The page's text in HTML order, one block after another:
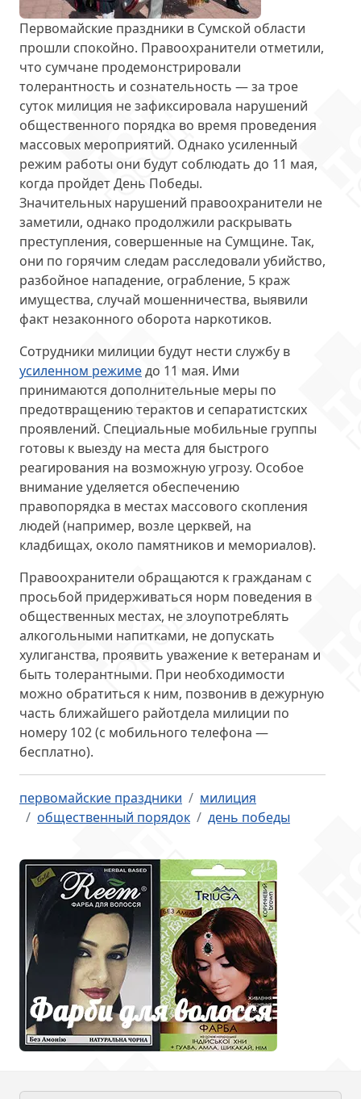
Первомайские праздники в Сумской области
прошли спокойно. Правоохранители отметили,
что сумчане продемонстрировали
толерантность и сознательность — за трое
суток милиция не зафиксировала нарушений
общественного порядка во время проведения
массовых мероприятий. Однако усиленный
режим работы они будут соблюдать до 11 мая,
когда пройдет День Победы.
Значительных нарушений правоохранители не
заметили, однако продолжили раскрывать
преступления, совершенные на Сумщине. Так,
они по горячим следам расследовали убийство,
разбойное нападение, ограбление, 5 краж
имущества, случай мошенничества, выявили
факт незаконного оборота наркотиков.
Сотрудники милиции будут нести службу в
усиленном режимедо 11 мая. Ими
принимаются дополнительные меры по
предотвращению терактов и сепаратистских
проявлений. Специальные мобильные группы
готовы к выезду на места для быстрого
реагирования на возможную угрозу. Особое
внимание уделяется обеспечению
правопорядка в местах массового скопления
людей (например, возле церквей, на
кладбищах, около памятников и мемориалов).
Правоохранители обращаются к гражданам с
просьбой придерживаться норм поведения в
общественных местах, не злоупотреблять
алкогольными напитками, не допускать
хулиганства, проявить уважение к ветеранам и
быть толерантными. При необходимости
можно обратиться к ним, позвонив в дежурную
часть ближайшего райотдела милиции по
номеру 102 (с мобильного телефона —
бесплатно).
первомайские праздники
милиция
общественный порядок
день победы